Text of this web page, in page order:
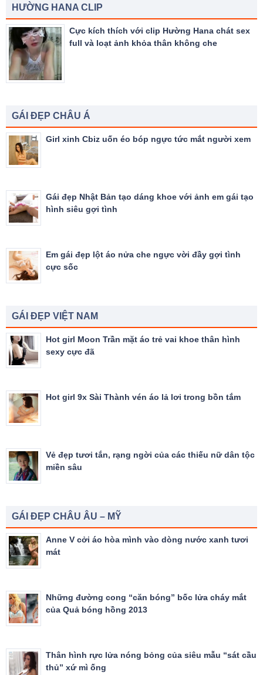
HƯỜNG HANA CLIP
Cực kích thích với clip Hường Hana chát sex
full và loạt ảnh khỏa thân không che
GÁI ĐẸP CHÂU Á
Girl xinh Cbiz uốn éo bóp ngực tức mắt người xem
Gái đẹp Nhật Bản tạo dáng khoe với ảnh em gái tạo
hình siêu gợi tình
Em gái đẹp lột áo nửa che ngực vời đầy gợi tình
cực sốc
GÁI ĐẸP VIỆT NAM
Hot girl Moon Trần mặt áo trẻ vai khoe thân hình
sexy cực đã
Hot girl 9x Sài Thành vén áo lả lơi trong bồn tắm
Vẻ đẹp tươi tắn, rạng ngời của các thiếu nữ dân tộc
miền sâu
GÁI ĐẸP CHÂU ÂU – MỸ
Anne V cởi áo hòa mình vào dòng nước xanh tươi
mát
Những đường cong “căn bóng” bốc lửa cháy mắt
của Quả bóng hồng 2013
Thân hình rực lửa nóng bỏng của siêu mẫu “sát cầu
thủ” xứ mì ống